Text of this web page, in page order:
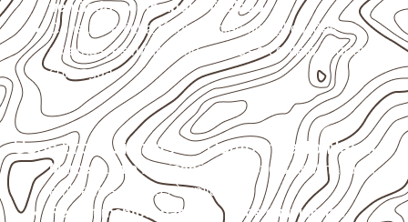
ventilado e com apoio nivelado.
Consulte a ficha técnica antes de aplicações
externas, estruturais ou sujeitas a contato frequente
com água.
Usos profissionais do Compensado Naval
Marcenaria e fabricação de móveisdestinados a
ambientes sujeitos à umidade.
Revestimentos, paredes, pisos e divisórias,